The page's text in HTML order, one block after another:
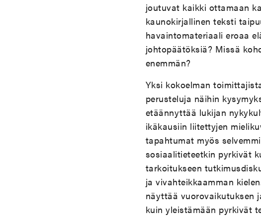
joutuvat kaikki ottamaan
kaunokirjallinen teksti
havaintomateriaali eroaa
johtopäätöksiä? Missä
enemmän?
Yksi kokoelman
perusteluja näihin
etäännyttää lukijan
ikäkausiin liitettyjen
tapahtumat myös
sosiaalitieteetkin pyrkivät
tarkoitukseen
ja vivahteikkaamman
näyttää vuorovaikutuksen
kuin yleistämään pyrkivät